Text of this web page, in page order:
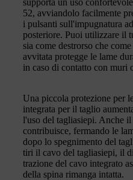
52, avviandolo facilmente
i pulsanti sull'impugnatura
posteriore. Puoi utilizzare il
sia come destrorso che
avvitata protegge le lame
in caso di contatto con muri
Una piccola protezione per
integrata per il taglio
l'uso del tagliasiepi. Anche
contribuisce, fermando le
dopo lo spegnimento del
tiri il cavo del tagliasiepi, il
trazione del cavo integrato
della spina rimanga intatta.